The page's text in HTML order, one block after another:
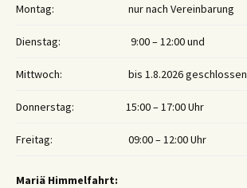
Montag: nur nach Vereinbarung
Dienstag: 9:00 – 12:00 und
Mittwoch: bis 1.8.2026 geschlossen
Donnerstag: 15:00 – 17:00 Uhr
Freitag: 09:00 – 12:00 Uhr
Mariä Himmelfahrt: